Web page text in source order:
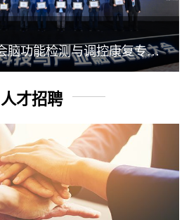
2026中国康复医学会脑功能检测与调控康复专业委员会学术年会丨脑客中国：脑机接口——EEG驱动TMS闭环调控工作坊
人才招聘